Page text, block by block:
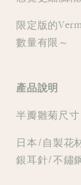
耳
環
限定版的
數量有限～
產品說明
半瓣雛菊尺
日本/自製花
銀耳針/不鏽